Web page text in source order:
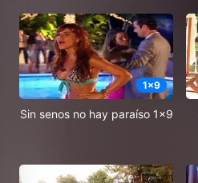
1x9
Sin senos no hay paraíso 1x9